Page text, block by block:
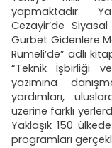
yapmaktadır.
Cezayir’de
Gurbet Gidenlere
Rumeli’de” adlı
“Teknik İşbirliği
yazımına
yardımları,
üzerine farklı
Yaklaşık 150
programları